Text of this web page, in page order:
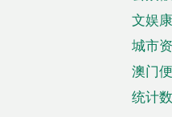
文娱
城市
澳门
统计